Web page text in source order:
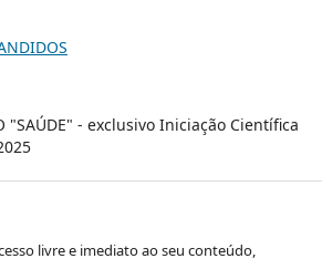
"SAÚDE" - exclusivo Iniciação Científica
livre e imediato ao seu conteúdo,